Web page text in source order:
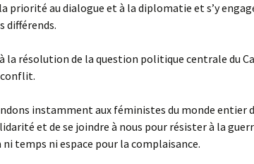
priorité au dialogue et à la diplomatie et s’y
différends.
la résolution de la question politique centrale du
instamment aux féministes du monde entier
et de se joindre à nous pour résister à la
ni temps ni espace pour la complaisance.